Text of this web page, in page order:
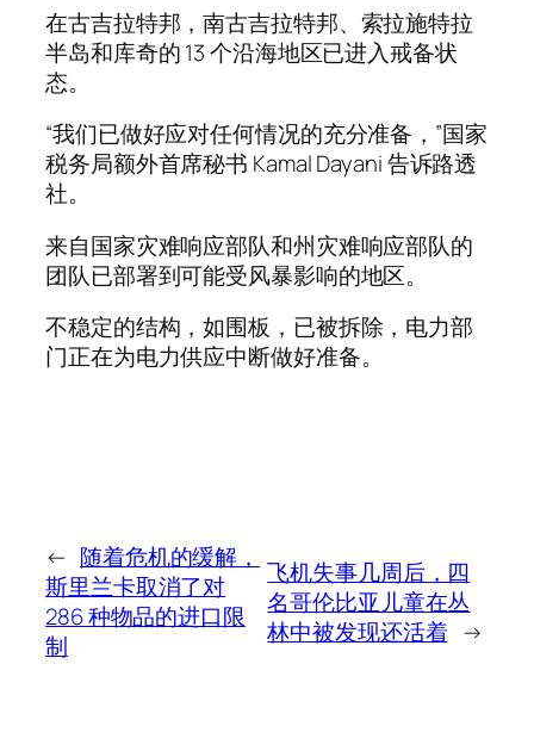
在古吉拉特邦，南古吉拉特邦、索拉施特拉
半岛和库奇的 13 个沿海地区已进入戒备状
态。
“我们已做好应对任何情况的充分准备，”国家
税务局额外首席秘书 Kamal Dayani 告诉路透
社。
来自国家灾难响应部队和州灾难响应部队的
团队已部署到可能受风暴影响的地区。
不稳定的结构，如围板，已被拆除，电力部
门正在为电力供应中断做好准备。
← 随着危机的缓解，
斯里兰卡取消了对
286 种物品的进口限
制
飞机失事几周后，四
名哥伦比亚儿童在丛
林中被发现还活着 →